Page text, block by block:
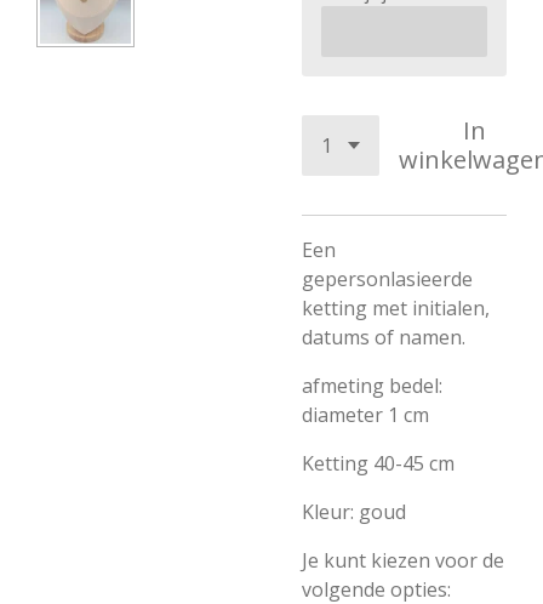
In
Een
gepersonlasieerde
ketting met initialen,
datums of namen.
afmeting bedel:
diameter 1 cm
Ketting 40-45 cm
Kleur: goud
Je kunt kiezen voor de
volgende opties: